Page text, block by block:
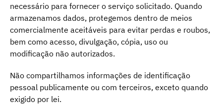
necessário para fornecer o serviço solicitado. Quando
armazenamos dados, protegemos dentro de meios
comercialmente aceitáveis ​​para evitar perdas e roubos,
bem como acesso, divulgação, cópia, uso ou
modificação não autorizados.
Não compartilhamos informações de identificação
pessoal publicamente ou com terceiros, exceto quando
exigido por lei.